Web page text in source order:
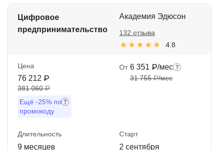
Цифровое
предпринимательство
Академия Эдюсон
4.8
132 отзыва
Цена
76 212 ₽
381 060 ₽
Ещё -25% по
промокоду
От 6 351 ₽/мес
31 755 ₽/мес
Длительность
9 месяцев
Старт
2 сентября